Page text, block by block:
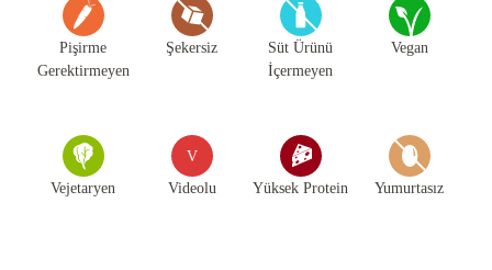
Pişirme
Gerektirmeyen
Şekersiz
Süt Ürünü
İçermeyen
Vegan
Vejetaryen
V
Videolu Yüksek Protein Yumurtasız